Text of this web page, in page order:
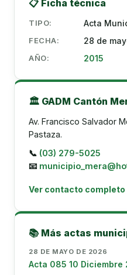
📋 Ficha técnica
TIPO: Acta
FECHA: 28 de
AÑO: 2015
🏛️ GADM Cantón
Av. Francisco Salvador
Pastaza.
📞 (03) 279-5025
📧
Ver contacto
📚 Más actas
28 DE MAYO DE 2026
Acta 085 10 Diciembre